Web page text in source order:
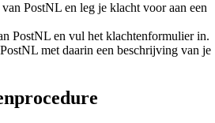
PostNL en leg je klacht voor aan een
PostNL en vul het klachtenformulier in.
met daarin een beschrijving van je